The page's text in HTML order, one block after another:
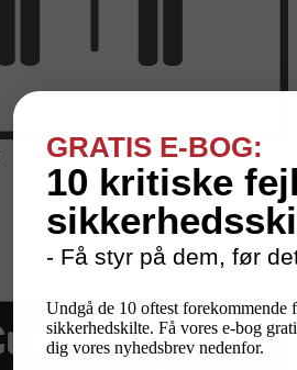
GRATIS E-BOG:
10 kritiske
- Få styr på dem, før
Undgå de 10 oftest forekommende
sikkerhedskilte. Få vores e-bog
dig vores nyhedsbrev nedenfor.